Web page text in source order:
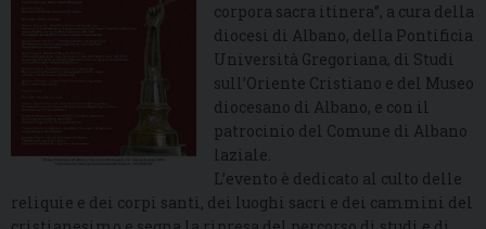
corpora sacra itinera”, a cura della
diocesi di Albano, della Pontificia
Università Gregoriana, di Studi
sull’Oriente Cristiano e del Museo
diocesano di Albano, e con il
patrocinio del Comune di Albano
laziale.
L’evento è dedicato al culto delle
reliquie e dei corpi santi, dei luoghi sacri e dei cammini del